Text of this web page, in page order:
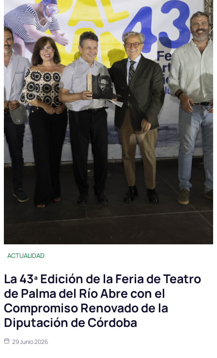
ACTUALIDAD
La 43ª Edición de la Feria de Teatro
de Palma del Río Abre con el
Compromiso Renovado de la
Diputación de Córdoba
29 Junio 2026